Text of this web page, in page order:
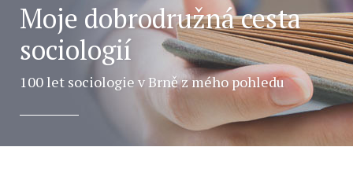
Moje dobrodružná cesta
sociologií
100 let sociologie v Brně z mého pohledu